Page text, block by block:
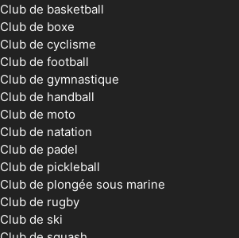
Club de basketball
Club de boxe
Club de cyclisme
Club de football
Club de gymnastique
Club de handball
Club de moto
Club de natation
Club de padel
Club de pickleball
Club de plongée sous marine
Club de rugby
Club de ski